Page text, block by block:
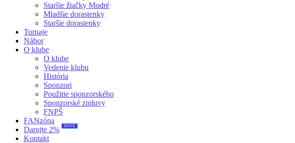
Staršie žiačky Modré
Mladšie dorastenky
Staršie dorastenky
Turnaje
Nábor
O klube
O klube
Vedenie klubu
História
Sponzori
Použitie sponzorského
Sponzorské zmluvy
FNPŠ
FANzóna
Darujte 2%
NOVÉ
Kontakt